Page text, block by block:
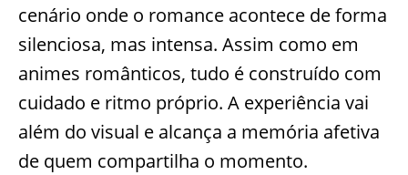
cenário onde o romance acontece de forma
silenciosa, mas intensa. Assim como em
animes românticos, tudo é construído com
cuidado e ritmo próprio. A experiência vai
além do visual e alcança a memória afetiva
de quem compartilha o momento.